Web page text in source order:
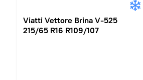
Viatti Vettore Brina V-525
215/65 R16 R109/107